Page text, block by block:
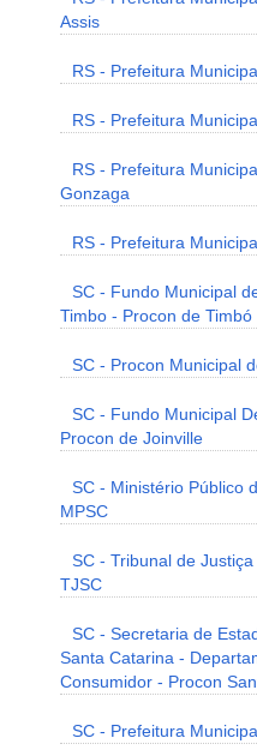
Assis
RS - Prefeitura
RS - Prefeitura
RS - Prefeitura
Gonzaga
RS - Prefeitura
SC - Fundo Municipal
Timbo - Procon de Timbó
SC - Procon Municipal
SC - Fundo Municipal
Procon de Joinville
SC - Ministério Público
MPSC
SC - Tribunal de
TJSC
SC - Secretaria de
Santa Catarina -
Consumidor - Procon
SC - Prefeitura